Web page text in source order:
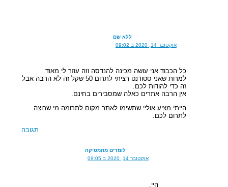
ללא שם
אוקטובר 14, 2020 ב 09:02
כל הכבוד אני עושה מכינה להנדסה וזה עוזר לי מאוד.
למרות שאני סטודנט רציתי לתרום 50 שקל זה לא הרבה אבל
זה כדי להודות לכם.
אין הרבה אתרים כאלה שמסבירים בחינם.
הייתי מציע אוליי שתשימו לאתר מקום לתרומה מי שרוצה
לתרום לכם.
תגובה
לומדים מתמטיקה
אוקטובר 14, 2020 ב 09:05
היי.